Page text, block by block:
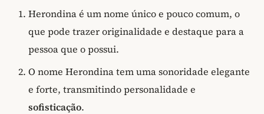
Herondina é um nome único e pouco comum, o
que pode trazer originalidade e destaque para a
pessoa que o possui.
O nome Herondina tem uma sonoridade elegante
e forte, transmitindo personalidade e
sofisticação.